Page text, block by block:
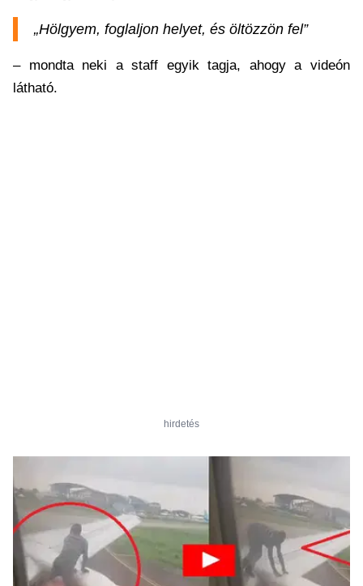
„Hölgyem, foglaljon helyet, és öltözzön fel”
– mondta neki a staff egyik tagja, ahogy a videón
látható.
hirdetés